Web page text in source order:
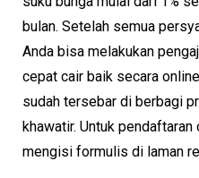
bulan. Setelah semua
Anda bisa melakukan
cepat cair baik secara
sudah tersebar di berbagi
khawatir. Untuk
mengisi formulis di laman